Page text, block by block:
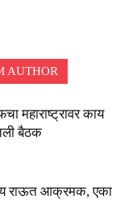
AUTHOR
महाराष्ट्रावर काय
बैठक
राऊत आक्रमक, एका